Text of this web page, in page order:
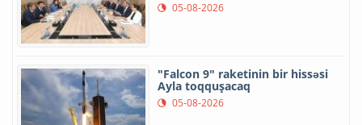
05-08-2026
"Falcon 9" raketinin bir hissəsi
Ayla toqquşacaq
05-08-2026